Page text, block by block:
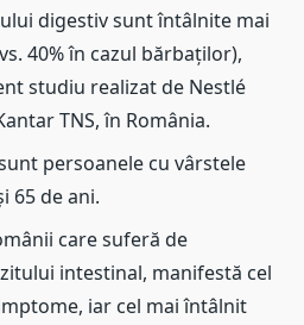
digestiv sunt întâlnite mai
40% în cazul bărbaților),
studiu realizat de Nestlé
TNS, în România.
persoanele cu vârstele
65 de ani.
care suferă de
intestinal, manifestă cel
iar cel mai întâlnit